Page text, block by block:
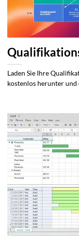
Laden Sie Ihre
kostenlos herunter und